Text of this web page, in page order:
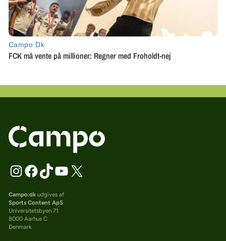
Campo.dkudgives af
Sports Content ApS
Universitetsbyen 71
8000 Aarhus C
Denmark